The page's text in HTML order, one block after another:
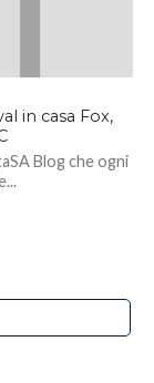
in casa Fox,
Blog che ogni